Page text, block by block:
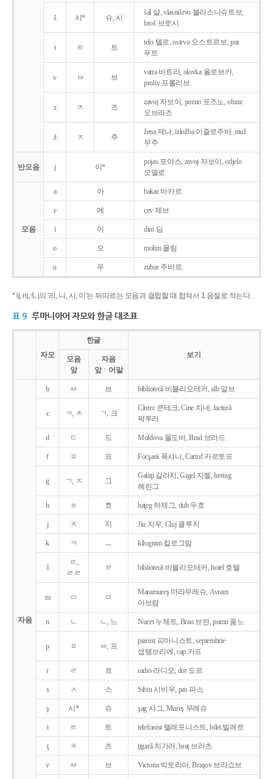
š 시* 슈, 시
šal 샬, vlasništvo 블라스니슈트보,
broš 브로시
t ㅌ 트
telo 텔로, ostrvo 오스트르보, put
푸트
v ㅂ 브
vatra 바트라, olovka 올로브카,
proliv 프롤리브
z ㅈ 즈
zavoj 자보이, pozno 포즈노, obraz
오브라즈
ž ㅈ 주
žena 제나, izložba 이즐로주바, muž
무주
반모음 j 이*
pojas 포야스, zavoj 자보이, odjelo
오델로
모음
a 아 bakar 바카르
e 에 cev 체브
i 이 dim 딤
o 오 molim 몰림
u 우 zubar 주바르
* lj, nj, š, j의 '리, 니, 시, 이'는 뒤따르는 모음과 결합할 때 합쳐서 1 음절로 적는다.
표 9 루마니아어 자모와 한글 대조표
자모
한글
보기
모음
앞
자음
앞ㆍ어말
자음
b ㅂ 브 bibliotecǎ 비블리오테커, alb 알브
c ㅋ, ㅊ ㄱ, 크
Cîntec 큰테크, Cine 치네, facturǎ
팍투러
d ㄷ 드 Moldova 몰도바, Brad 브라드
f ㅍ 프 Focşani 폭샤니, Cartof 카르토프
g ㄱ, ㅈ 그
Galaţi 갈라치, Gigel 지젤, hering
헤린그
h ㅎ 흐 haţeg 하체그, duh 두흐
j ㅈ 지 Jiu 지우, Cluj 클루지
k ㅋ ㅡ kilogram 킬로그람
l
ㄹ,
ㄹㄹ
ㄹ bibliotecǎ 비블리오테커, hotel 호텔
m ㅁ ㅁ
Maramureş 마라무레슈, Avram
아브람
n ㄴ ㄴ, 느 Nucet 누체트, Bran 브란, pumn 품느
p ㅍ ㅂ, 프
pianist 피아니스트, septembrie
셉템브리에, cap 카프
r ㄹ 르 radio 라디오, dor 도르
s ㅅ 스 Sibiu 시비우, pas 파스
ş 시* 슈 şag 샤그, Mureş 무레슈
t ㅌ 트 telefonist 텔레포니스트, bilet 빌레트
ţ ㅊ 츠 ţigarǎ 치가러, braţ 브라츠
v ㅂ 브 Victoria 빅토리아, Braşov 브라쇼브